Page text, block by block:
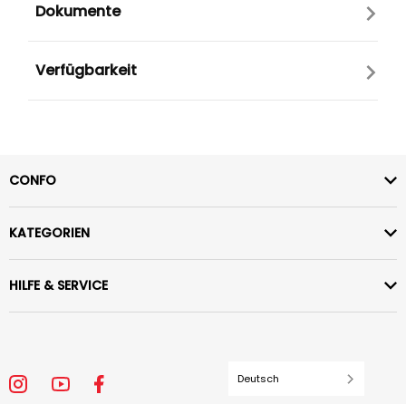
Dokumente
Verfügbarkeit
CONFO
KATEGORIEN
HILFE & SERVICE
Deutsch